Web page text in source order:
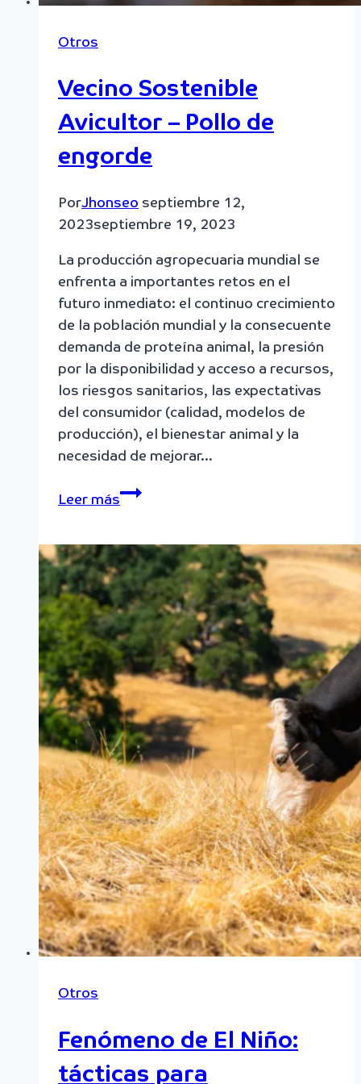
Otros
Vecino Sostenible
Avicultor – Pollo de
engorde
PorJhonseo septiembre 12,
2023septiembre 19, 2023
La producción agropecuaria mundial se
enfrenta a importantes retos en el
futuro inmediato: el continuo crecimiento
de la población mundial y la consecuente
demanda de proteína animal, la presión
por la disponibilidad y acceso a recursos,
los riesgos sanitarios, las expectativas
del consumidor (calidad, modelos de
producción), el bienestar animal y la
necesidad de mejorar…
Leer más
Vecino
–
Pollo
de
engorde
Otros
Fenómeno de El Niño:
tácticas para